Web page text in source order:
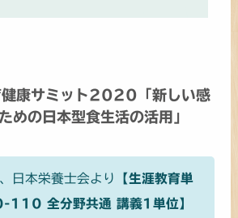
健康サミット2020「新しい感
めの日本型食生活の活用」
日本栄養士会より
【生涯教育単
110 全分野共通 講義1単位】